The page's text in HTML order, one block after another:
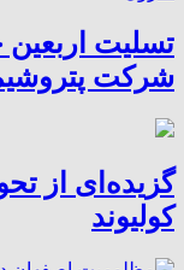
تسلیت
شرکت
گزیده‌ای از
کولیوند